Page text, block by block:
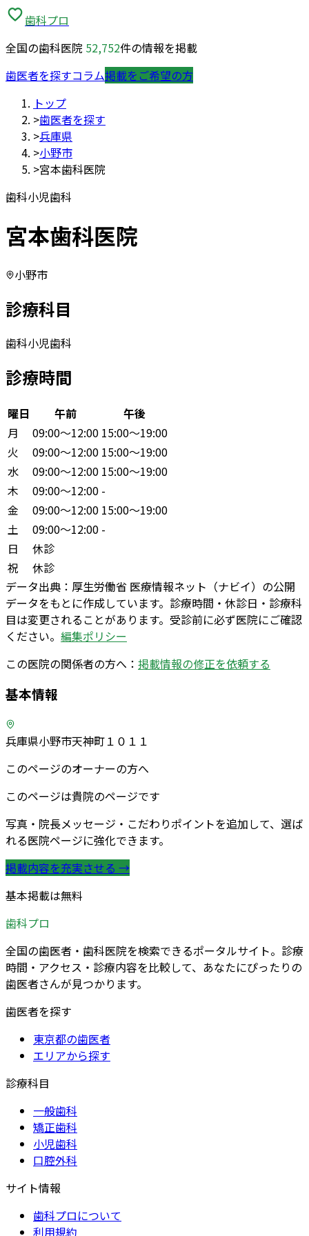
歯科プロ
全国の歯科医院 52,752件の情報を掲載
歯医者を探すコラム掲載をご希望の方
トップ
>歯医者を探す
>兵庫県
>小野市
>宮本歯科医院
歯科小児歯科
宮本歯科医院
小野市
診療科目
歯科小児歯科
診療時間
曜日 午前
午後
月
09:00〜12:00 15:00〜19:00
火
09:00〜12:00 15:00〜19:00
水
09:00〜12:00 15:00〜19:00
木
09:00〜12:00 -
金
09:00〜12:00 15:00〜19:00
土
09:00〜12:00 -
日
休診
祝
休診
データ出典： 厚生労働省 医療情報ネット（ナビイ）の公開
データをもとに作成しています。診療時間・休診日・診療科
目は変更されることがあります。受診前に必ず医院にご確認
ください。 編集ポリシー
この医院の関係者の方へ： 掲載情報の修正を依頼する
基本情報
兵庫県小野市天神町１０１１
このページのオーナーの方へ
このページは貴院のページです
写真・院長メッセージ・こだわりポイントを追加して、選ば
れる医院ページに強化できます。
掲載内容を充実させる →
基本掲載は無料
歯科プロ
全国の歯医者・歯科医院を検索できるポータルサイト。診療
時間・アクセス・診療内容を比較して、あなたにぴったりの
歯医者さんが見つかります。
歯医者を探す
東京都の歯医者
エリアから探す
診療科目
一般歯科
矯正歯科
小児歯科
口腔外科
サイト情報
歯科プロについて
利用規約